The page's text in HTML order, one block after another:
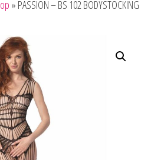
» PASSION – BS 102 BODYSTOCKING